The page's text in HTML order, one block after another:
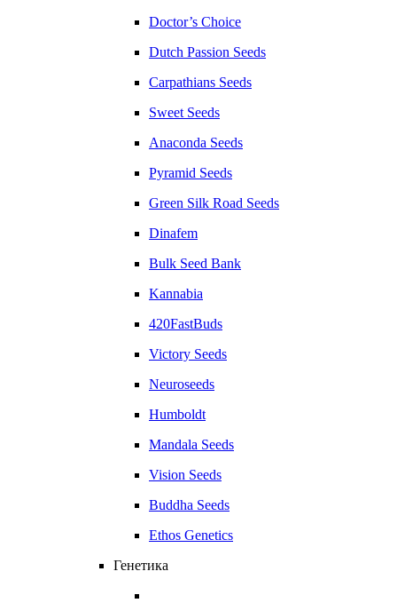
Doctor’s Choice
Dutch Passion Seeds
Carpathians Seeds
Sweet Seeds
Anaconda Seeds
Pyramid Seeds
Green Silk Road Seeds
Dinafem
Bulk Seed Bank
Kannabia
420FastBuds
Victory Seeds
Neuroseeds
Humboldt
Mandala Seeds
Vision Seeds
Buddha Seeds
Ethos Genetics
Генетика